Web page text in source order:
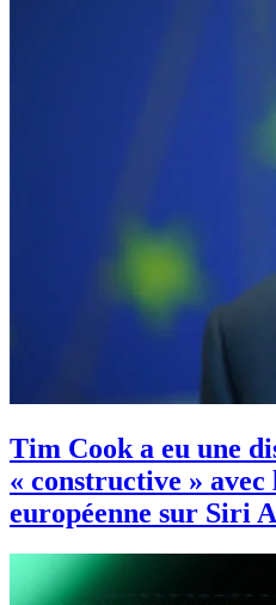
Tim Cook a eu une
« constructive » avec
européenne sur Siri